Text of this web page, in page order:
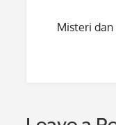
Misteri dan